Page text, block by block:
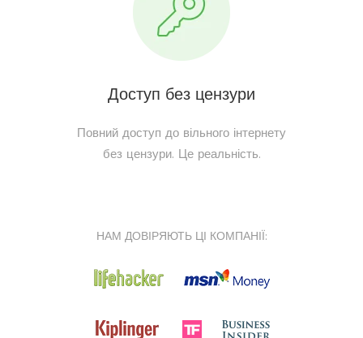
Доступ без цензури
Повний доступ до вільного інтернету
без цензури. Це реальність.
НАМ ДОВІРЯЮТЬ ЦІ КОМПАНІЇ: